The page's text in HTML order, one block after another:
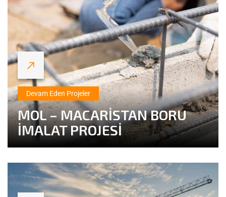
Devam Eden Projeler
MOL – MACARİSTAN BORU
İMALAT PROJESİ